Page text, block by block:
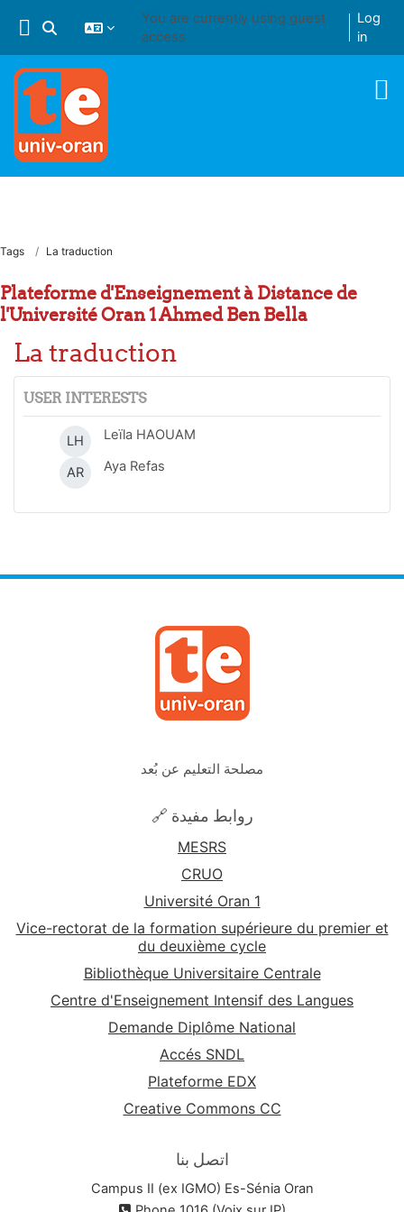
Toggle search input
You are currently using guest
access
Log
in
Tags La traduction
Plateforme d'Enseignement à Distance de
l'Université Oran 1 Ahmed Ben Bella
La traduction
USER INTERESTS
LH Leïla HAOUAM
AR Aya Refas
مصلحة التعليم عن بُعد
🔗 روابط مفيدة
MESRS
CRUO
Université Oran 1
Vice-rectorat de la formation supérieure du premier et
du deuxième cycle
Bibliothèque Universitaire Centrale
Centre d'Enseignement Intensif des Langues
Demande Diplôme National
Accés SNDL
Plateforme EDX
Creative Commons CC
اتصل بنا
Campus II (ex IGMO) Es-Sénia Oran